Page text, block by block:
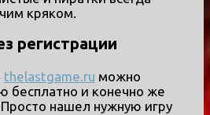
кряком.
регистрации
thelastgame.ru можно
бесплатно и конечно же
нашел нужную игру